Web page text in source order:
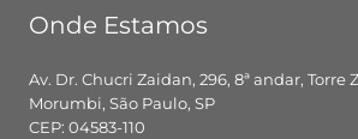
Onde Estamos
Av. Dr. Chucri Zaidan, 296, 8ª andar, Torre
Morumbi, São Paulo, SP
CEP: 04583-110